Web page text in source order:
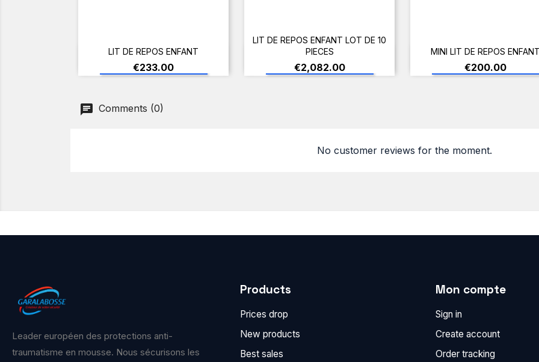
LIT DE REPOS ENFANT
Price
€233.00
ADD TO CART
LIT DE REPOS ENFANT LOT DE 10
PIECES
Price
€2,082.00
ADD TO CART
MINI LIT DE REPOS
Price
€200.00
ADD TO CART
Comments (0)
No customer reviews for the moment.
Leader européen des protections anti-
traumatisme en mousse. Nous sécurisons les
Products
Prices drop
New products
Best sales
Mon compte
Sign in
Create account
Order tracking